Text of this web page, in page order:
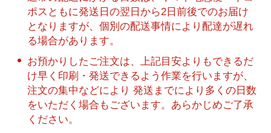
ポスともに発送日の翌日から2日前後でのお届け
となりますが、個別の配送事情により配達が遅れ
る場合があります。
お預かりしたご注文は、上記目安よりもできるだ
け早く印刷・発送できるよう作業を行いますが、
注文の集中などにより 発送までにより多くの日数
をいただく場合もございます。あらかじめご了承
ください。